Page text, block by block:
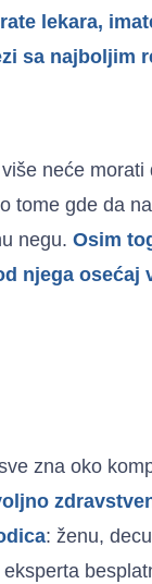
lekara,
sa najboljim
neće
tome gde da
negu.Osim
njega
zna oko
: ženu,